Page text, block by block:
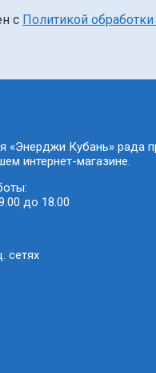
с Политикой
«Энерджи Кубань» рада
интернет-магазине.
до 18.00
сетях